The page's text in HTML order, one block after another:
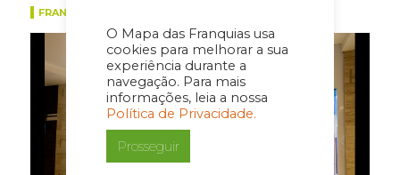
O Mapa das Franquias usa
cookies para melhorar a sua
experiência durante a
navegação. Para mais
informações, leia a nossa
Política de Privacidade.
Prosseguir
FRANQUIAS